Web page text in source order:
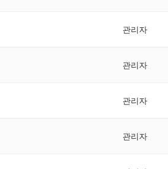
관리자
관리자
관리자
관리자